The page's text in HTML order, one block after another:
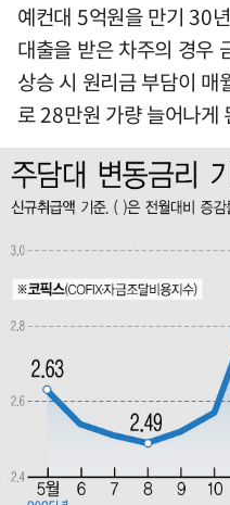
예컨대 5억원을 만기 30
대출을 받은 차주의 경우
상승 시 원리금 부담이
로 28만원 가량 늘어나게